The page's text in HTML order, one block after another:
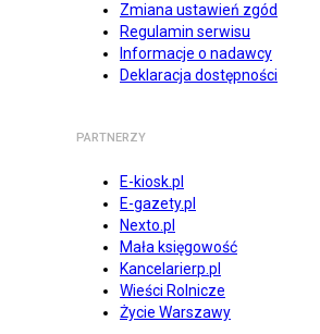
Zmiana ustawień zgód
Regulamin serwisu
Informacje o nadawcy
Deklaracja dostępności
PARTNERZY
E-kiosk.pl
E-gazety.pl
Nexto.pl
Mała księgowość
Kancelarierp.pl
Wieści Rolnicze
Życie Warszawy